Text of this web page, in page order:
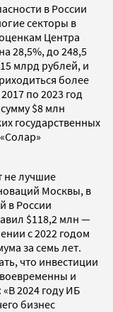
в России
секторы в
Центра
28,5%, до 248,5
млрд рублей, и
более
по 2023 год
$8 млн
государственных
не лучшие
Москвы, в
в России
$118,2 млн —
с 2022 годом
за семь лет.
что инвестиции
и
2024 году ИБ
бизнес